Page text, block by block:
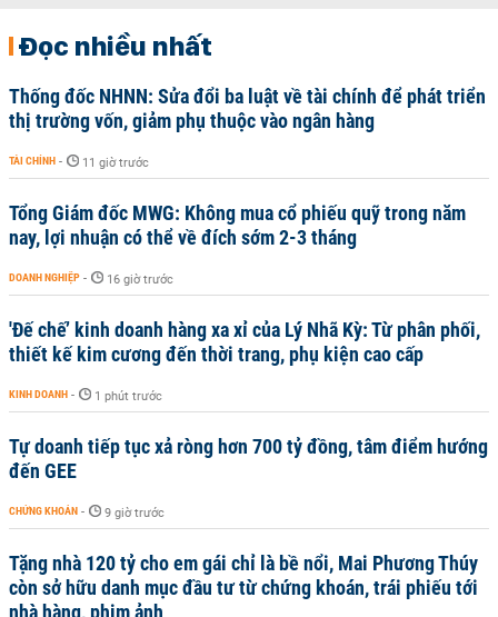
Đọc nhiều nhất
Thống đốc NHNN: Sửa đổi ba luật về tài chính để phát triển
thị trường vốn, giảm phụ thuộc vào ngân hàng
TÀI CHÍNH - 11 giờ trước
Tổng Giám đốc MWG: Không mua cổ phiếu quỹ trong năm
nay, lợi nhuận có thể về đích sớm 2-3 tháng
DOANH NGHIỆP - 16 giờ trước
'Đế chế’ kinh doanh hàng xa xỉ của Lý Nhã Kỳ: Từ phân phối,
thiết kế kim cương đến thời trang, phụ kiện cao cấp
KINH DOANH - 1 phút trước
Tự doanh tiếp tục xả ròng hơn 700 tỷ đồng, tâm điểm hướng
đến GEE
CHỨNG KHOÁN - 9 giờ trước
Tặng nhà 120 tỷ cho em gái chỉ là bề nổi, Mai Phương Thúy
còn sở hữu danh mục đầu tư từ chứng khoán, trái phiếu tới
nhà hàng, phim ảnh